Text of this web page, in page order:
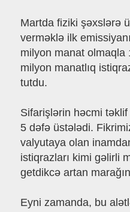
Martda fiziki şəxslərə
verməklə ilk
milyon manat olmaqla
milyon manatlıq
tutdu.
Sifarişlərin həcmi
5 dəfə üstələdi.
valyutaya olan
istiqrazları kimi gəlirli
getdikcə artan
Eyni zamanda, bu